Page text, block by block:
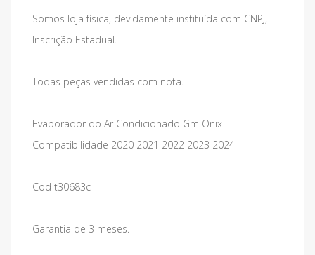
Somos loja física, devidamente instituída com CNPJ,
Inscrição Estadual.
Todas peças vendidas com nota.
Evaporador do Ar Condicionado Gm Onix
Compatibilidade 2020 2021 2022 2023 2024
Cod t30683c
Garantia de 3 meses.